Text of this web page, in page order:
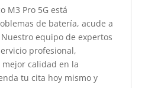
M3 Pro 5G está
de batería, acude a
equipo de expertos
profesional,
calidad en la
tu cita hoy mismo y